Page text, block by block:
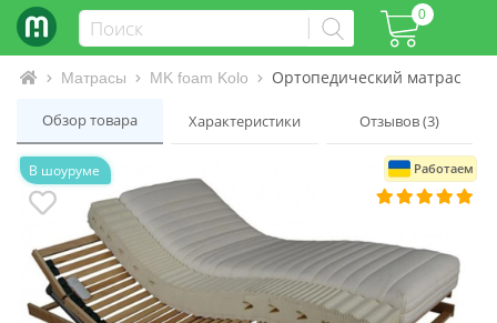
0
Интернет-магазин матрасов и кроватей
Матрасы MK foam Kolo Ортопедический матрас
Обзор товара Характеристики Отзывов (3)
Работаем
В шоуруме